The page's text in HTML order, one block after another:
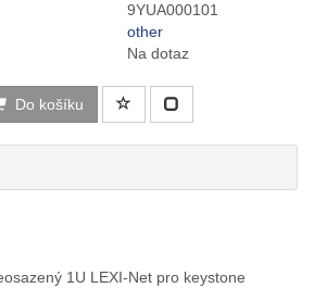
9YUA000101
other
Na dotaz
Do košíku
1U LEXI-Net pro keystone